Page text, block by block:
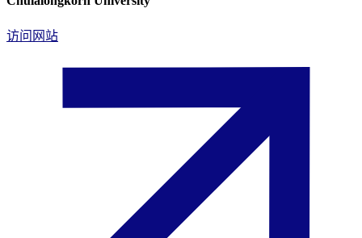
访问网站